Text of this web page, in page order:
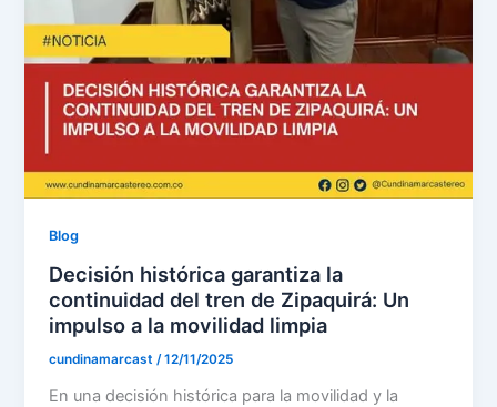
Blog
Decisión histórica garantiza la
continuidad del tren de Zipaquirá: Un
impulso a la movilidad limpia
cundinamarcast/12/11/2025
En una decisión histórica para la movilidad y la